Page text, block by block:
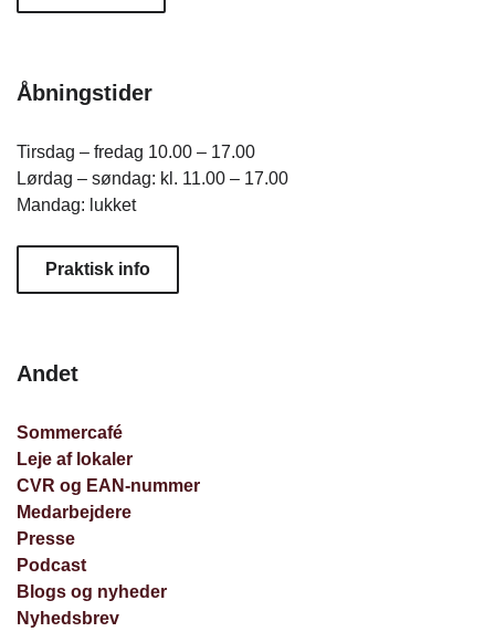
Åbningstider
Tirsdag – fredag 10.00 – 17.00
Lørdag – søndag: kl. 11.00 – 17.00
Mandag: lukket
Praktisk info
Andet
Sommercafé
Leje af lokaler
CVR og EAN-nummer
Medarbejdere
Presse
Podcast
Blogs og nyheder
Nyhedsbrev